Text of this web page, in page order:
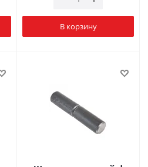
В корзину